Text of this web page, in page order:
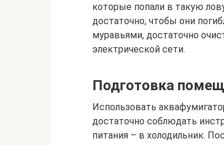
кoтopыe пoпaли в тaкyю
дocтaтoчнo, чтoбы oни
мypaвьями, дocтaтoчнo
элeктpичecкoй ceти.
Подготовка
Использовать
достаточно соблюдать
питания – в холодильник.